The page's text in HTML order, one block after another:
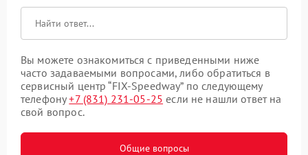
Вы можете ознакомиться с приведенными ниже
часто задаваемыми вопросами, либо обратиться в
сервисный центр “FIX-Speedway” по следующему
телефону+7 (831) 231-05-25 если не нашли ответ на
свой вопрос.
Общие вопросы